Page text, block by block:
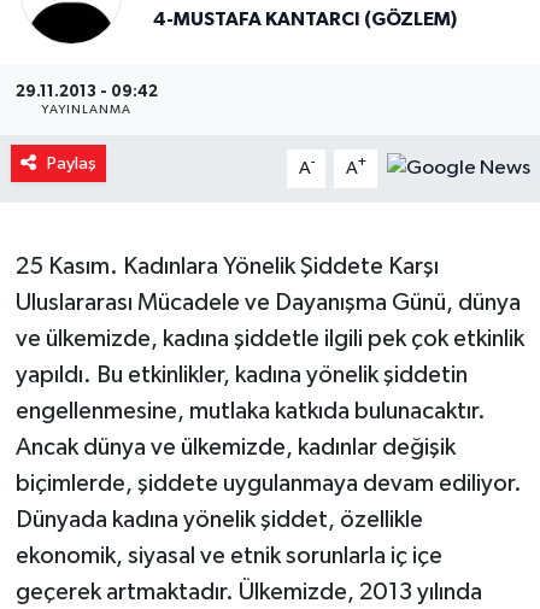
4-MUSTAFA KANTARCI (GÖZLEM)
29.11.2013 - 09:42
YAYINLANMA
Paylaş A- A+
25 Kasım. Kadınlara Yönelik Şiddete Karşı
Uluslararası Mücadele ve Dayanışma Günü, dünya
ve ülkemizde, kadına şiddetle ilgili pek çok etkinlik
yapıldı. Bu etkinlikler, kadına yönelik şiddetin
engellenmesine, mutlaka katkıda bulunacaktır.
Ancak dünya ve ülkemizde, kadınlar değişik
biçimlerde, şiddete uygulanmaya devam ediliyor.
Dünyada kadına yönelik şiddet, özellikle
ekonomik, siyasal ve etnik sorunlarla iç içe
geçerek artmaktadır. Ülkemizde, 2013 yılında
Spor
Eğitim
Ekonomi
Yaşam
Resmi ilanlar
TFF 3.Lig 4.Grup Puan Durumu ve Fikstür
Tüm Manşetler
Son Dakika Haberleri